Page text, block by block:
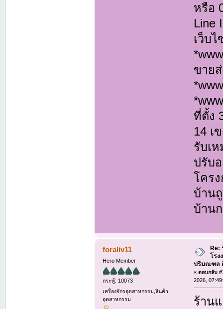
หรือ
Line
เว็บไ
ขาย
ที่ตั้ง
14 เ
รับเ
ปรับ
โคร
บ้าน
บ้าน
foraliv11
Hero Member
กระทู้: 10073
เครื่องจักรอุตสาหกรรม,สินค้า
อุตสาหกรรม
Re:
โรง
ปริมณฑล
«ตอบกลับ
2026,
ร้าน